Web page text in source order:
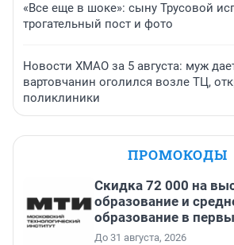
«Все еще в шоке»: сыну Трусовой
трогательный пост и фото
Новости ХМАО за 5 августа: муж
вартовчанин оголился возле ТЦ,
поликлиники
ПРОМОКОДЫ
Скидка 72 000 на
образование и
образование в
До 31 августа, 2026